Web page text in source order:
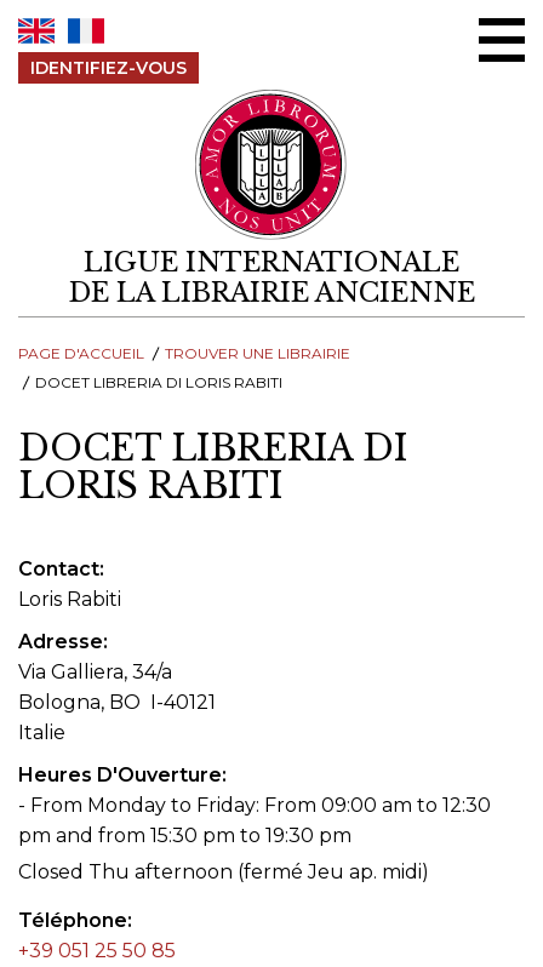
IDENTIFIEZ-VOUS
LIGUE INTERNATIONALE
DE LA LIBRAIRIE ANCIENNE
PAGE D'ACCUEIL
TROUVER UNE LIBRAIRIE
DOCET LIBRERIA DI LORIS RABITI
DOCET LIBRERIA DI
LORIS RABITI
Contact
Loris Rabiti
Adresse
Via Galliera, 34/a
Bologna, BO I-40121
Italie
Heures D'Ouverture
- From Monday to Friday: From 09:00 am to 12:30
pm and from 15:30 pm to 19:30 pm
Closed Thu afternoon (fermé Jeu ap. midi)
Téléphone
+39 051 25 50 85